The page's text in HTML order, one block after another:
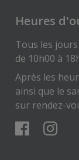
Heures
Tous les
de 10h00 à
Après les
ainsi que le
sur rendez-